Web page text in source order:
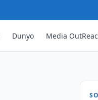
Dunyo Media